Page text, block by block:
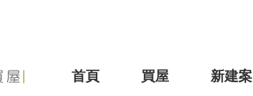
首頁 買屋 新建案